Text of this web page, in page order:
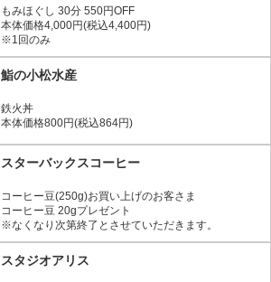
もみほぐし 30分 550円OFF
本体価格4,000円(税込4,400円)
※1回のみ
鮨の小松水産
鉄火丼
本体価格800円(税込864円)
スターバックスコーヒー
コーヒー豆(250g)お買い上げのお客さま
コーヒー豆 20gプレゼント
※なくなり次第終了とさせていただきます。
スタジオアリス